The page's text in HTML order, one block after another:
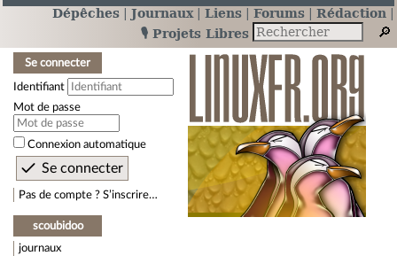
Dépêches Journaux Liens Forums
Rédaction
🎙️ Projets Libres
Se connecter
Identifiant
Mot de passe
Connexion automatique
Pas de compte ? S’inscrire…
scoubidoo
journaux